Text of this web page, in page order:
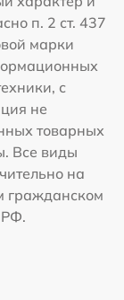
п. 2 ст. 437
марки
с
не
товарных
Все виды
на
гражданском
РФ.